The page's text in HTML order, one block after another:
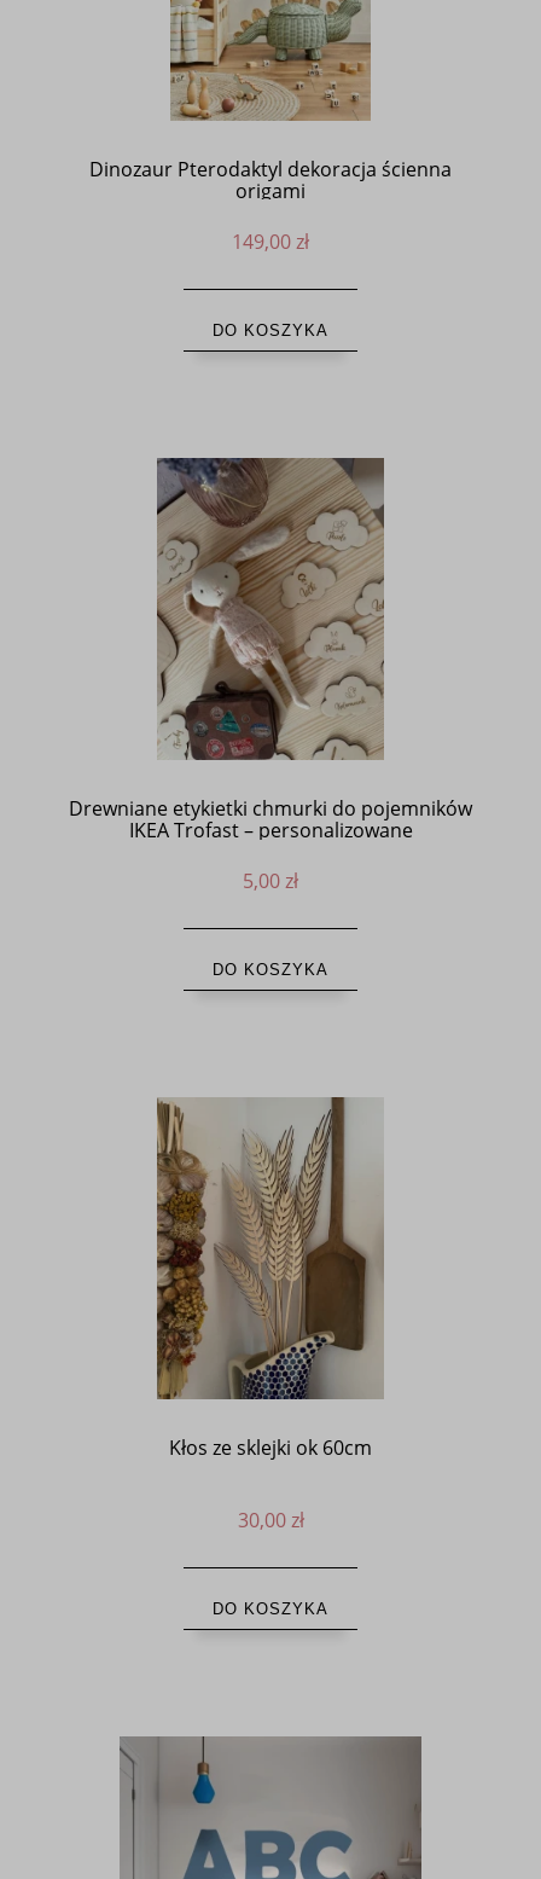
Dinozaur Pterodaktyl dekoracja ścienna
origami
149,00 zł
DO KOSZYKA
Drewniane etykietki chmurki do pojemników
IKEA Trofast – personalizowane
5,00 zł
DO KOSZYKA
Kłos ze sklejki ok 60cm
30,00 zł
DO KOSZYKA